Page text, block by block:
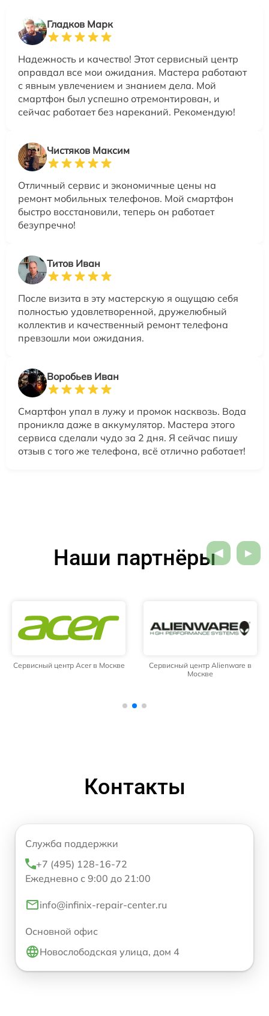
Гладков Марк
Надежность и качество! Этот сервисный центр
оправдал все мои ожидания. Мастера работают
с явным увлечением и знанием дела. Мой
смартфон был успешно отремонтирован, и
сейчас работает без нареканий. Рекомендую!
Чистяков Максим
Отличный сервис и экономичные цены на
ремонт мобильных телефонов. Мой смартфон
быстро восстановили, теперь он работает
безупречно!
Титов Иван
После визита в эту мастерскую я ощущаю себя
полностью удовлетворенной, дружелюбный
коллектив и качественный ремонт телефона
превзошли мои ожидания.
Воробьев Иван
Смартфон упал в лужу и промок насквозь. Вода
проникла даже в аккумулятор. Мастера этого
сервиса сделали чудо за 2 дня. Я сейчас пишу
отзыв с того же телефона, всё отлично работает!
Наши партнёры
Сервисный центр Acer в Москве
Сервисный центр Alienware в
Москве
Контакты
Служба поддержки
+7 (495) 128-16-72
Ежедневно с 9:00 до 21:00
info@infinix-repair-center.ru
Основной офис
Новослободская улица, дом 4